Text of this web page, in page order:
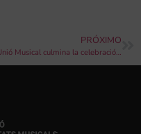
PRÓXIMO
La Unió Musical culmina la celebració de Santa Cecilia amb el concert de la seua banda simfònica